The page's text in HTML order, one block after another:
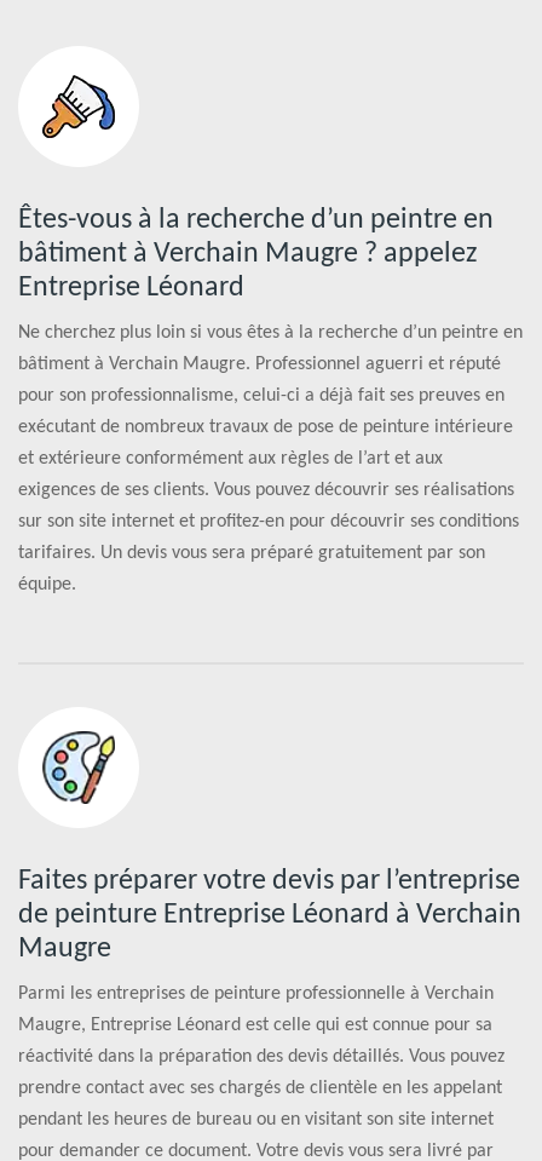
Êtes-vous à la recherche d’un peintre en
bâtiment à Verchain Maugre ? appelez
Entreprise Léonard
Ne cherchez plus loin si vous êtes à la recherche d’un peintre en
bâtiment à Verchain Maugre. Professionnel aguerri et réputé
pour son professionnalisme, celui-ci a déjà fait ses preuves en
exécutant de nombreux travaux de pose de peinture intérieure
et extérieure conformément aux règles de l’art et aux
exigences de ses clients. Vous pouvez découvrir ses réalisations
sur son site internet et profitez-en pour découvrir ses conditions
tarifaires. Un devis vous sera préparé gratuitement par son
équipe.
Faites préparer votre devis par l’entreprise
de peinture Entreprise Léonard à Verchain
Maugre
Parmi les entreprises de peinture professionnelle à Verchain
Maugre, Entreprise Léonard est celle qui est connue pour sa
réactivité dans la préparation des devis détaillés. Vous pouvez
prendre contact avec ses chargés de clientèle en les appelant
pendant les heures de bureau ou en visitant son site internet
pour demander ce document. Votre devis vous sera livré par